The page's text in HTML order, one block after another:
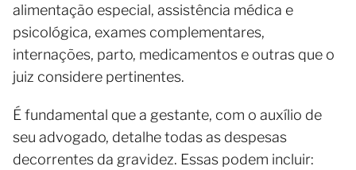
alimentação especial, assistência médica e
psicológica, exames complementares,
internações, parto, medicamentos e outras que o
juiz considere pertinentes.
É fundamental que a gestante, com o auxílio de
seu advogado, detalhe todas as despesas
decorrentes da gravidez. Essas podem incluir: